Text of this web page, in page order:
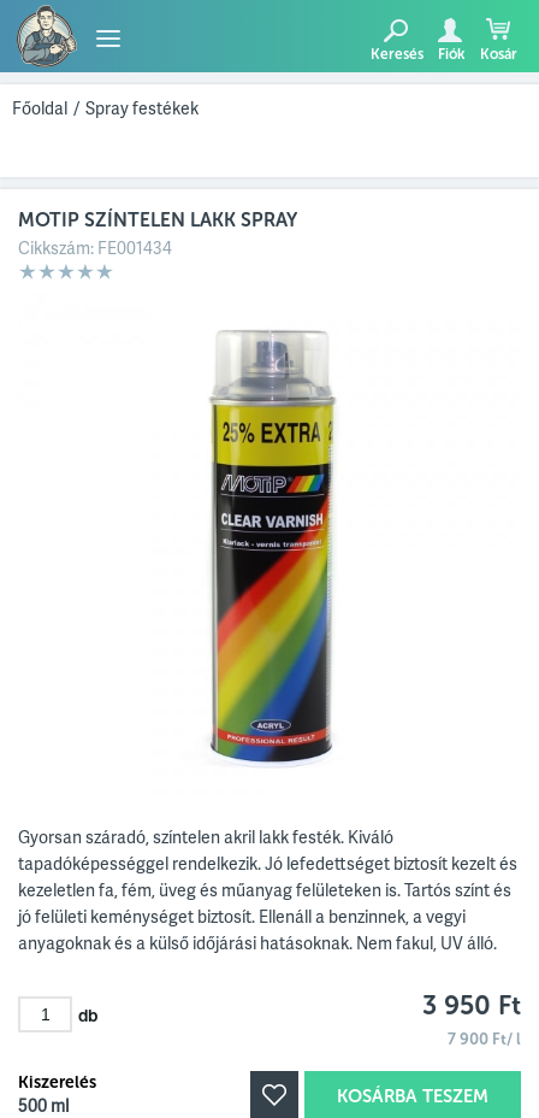
AJÁNLATUNK
Keresés Fiók Kosár
Főoldal / Spray festékek
MOTIP SZÍNTELEN LAKK SPRAY
Cikkszám: FE001434
Gyorsan száradó, színtelen akril lakk festék. Kiváló
tapadóképességgel rendelkezik. Jó lefedettséget biztosít kezelt és
kezeletlen fa, fém, üveg és műanyag felületeken is. Tartós színt és
jó felületi keménységet biztosít. Ellenáll a benzinnek, a vegyi
anyagoknak és a külső időjárási hatásoknak. Nem fakul, UV álló.
db 3 950 Ft
7 900 Ft/ l
Kiszerelés
500 ml KOSÁRBA TESZEM